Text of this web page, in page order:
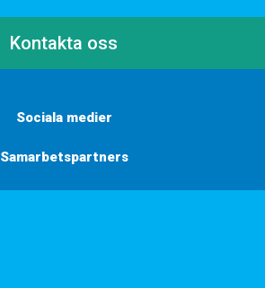
Kontakta oss
Sociala medier
Samarbetspartners